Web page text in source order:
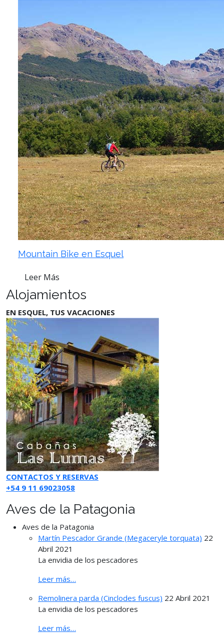
Mountain Bike en Esquel
Leer Más
Alojamientos
EN ESQUEL, TUS VACACIONES
CONTACTOS Y RESERVAS
+54 9 11 69023058
Aves de la Patagonia
Aves de la Patagonia
Martín Pescador Grande (Megaceryle torquata) 22
Abril 2021
La envidia de los pescadores
Leer más…
Remolinera parda (Cinclodes fuscus) 22 Abril 2021
La envidia de los pescadores
Leer más…